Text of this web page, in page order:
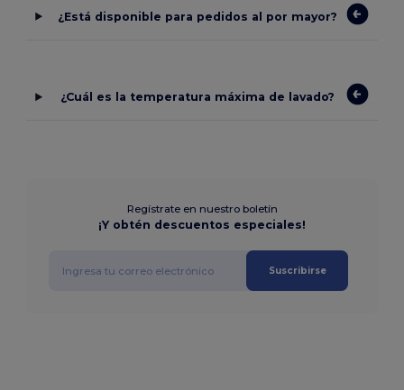
¿Está disponible para pedidos al por mayor?
¿Cuál es la temperatura máxima de lavado?
Regístrate en nuestro boletín
¡Y obtén descuentos especiales!
Suscribirse